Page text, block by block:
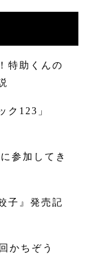
特助くんの
ク123」
参加してき
子』発売記
かちぞう